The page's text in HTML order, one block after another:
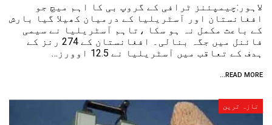
لاہور:چیمپئنز ٹرافی کے گروپ بی کا اہم میچ جو
افغانستان اور آسٹریلیا کے درمیان کھیلا گیا بارش
کے باعث مکمل نہ ہو سکا ،تاہم آسٹریلیا نے سیمی
فائنل میں جگہ بنالی۔ افغانستان کے 274 رنز کے
ہدف کے تعاقب میں آسٹریلیا نے 12.5 اوورز…
READ MORE...
تازہ ترین